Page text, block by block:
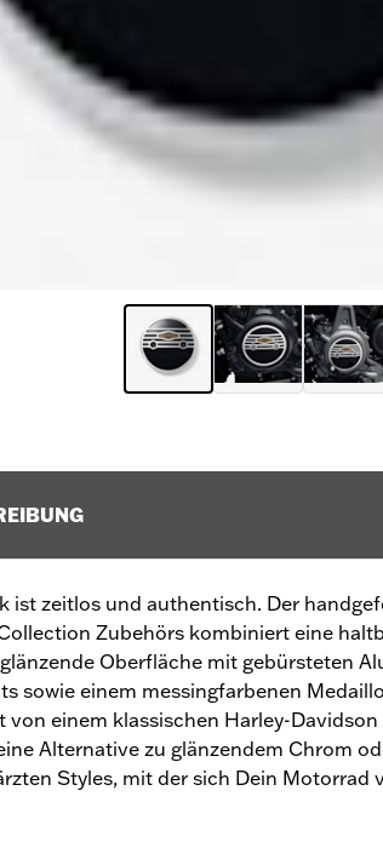
ist zeitlos und authentisch. Der
Zubehörs kombiniert eine
Oberfläche mit gebürsteten
sowie einem messingfarbenen
von einem klassischen Harley-Davidson
Alternative zu glänzendem Chrom
Styles, mit der sich Dein Motorrad